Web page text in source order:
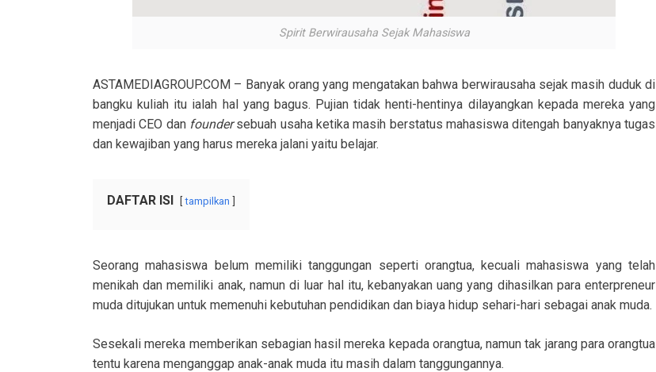
Spirit Berwirausaha Sejak Mahasiswa
ASTAMEDIAGROUP.COM – Banyak orang yang mengatakan bahwa berwirausaha sejak masih duduk di
bangku kuliah itu ialah hal yang bagus. Pujian tidak henti-hentinya dilayangkan kepada mereka yang
menjadi CEO dan foundersebuah usaha ketika masih berstatus mahasiswa ditengah banyaknya tugas
dan kewajiban yang harus mereka jalani yaitu belajar.
DAFTAR ISI tampilkan
Seorang mahasiswa belum memiliki tanggungan seperti orangtua, kecuali mahasiswa yang telah
menikah dan memiliki anak, namun di luar hal itu, kebanyakan uang yang dihasilkan para enterpreneur
muda ditujukan untuk memenuhi kebutuhan pendidikan dan biaya hidup sehari-hari sebagai anak muda.
Sesekali mereka memberikan sebagian hasil mereka kepada orangtua, namun tak jarang para orangtua
tentu karena menganggap anak-anak muda itu masih dalam tanggungannya.